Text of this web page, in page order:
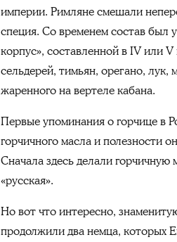
империи. Римляне смешали
специя. Со временем состав был
корпус», составленной в IV или
сельдерей, тимьян, орегано,
жаренного на вертеле кабана.
Первые упоминания о горчице в
горчичного масла и полезности
Сначала здесь делали горчичную
«русская».
Но вот что интересно,
продолжили два немца, которых